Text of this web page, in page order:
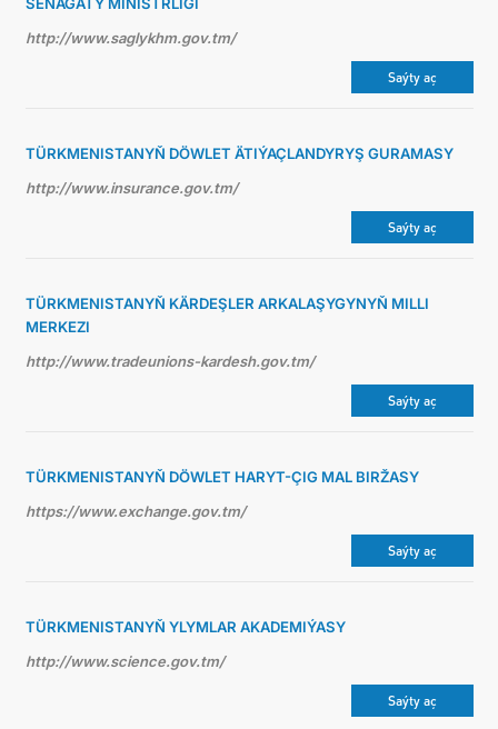
http://www.saglykhm.gov.tm/
Saýty aç
TÜRKMENISTANYŇ DÖWLET ÄTIÝAÇLANDYRYŞ GURAMASY
http://www.insurance.gov.tm/
Saýty aç
TÜRKMENISTANYŇ KÄRDEŞLER ARKALAŞYGYNYŇ MILLI
MERKEZI
http://www.tradeunions-kardesh.gov.tm/
Saýty aç
TÜRKMENISTANYŇ DÖWLET HARYT-ÇIG MAL BIRŽASY
https://www.exchange.gov.tm/
Saýty aç
TÜRKMENISTANYŇ YLYMLAR AKADEMIÝASY
http://www.science.gov.tm/
Saýty aç